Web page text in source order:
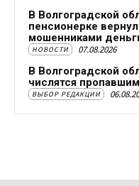
В Волгоградской
пенсионерке
мошенниками
НОВОСТИ 07.08.2026
В Волгоградской
числятся
ВЫБОР РЕДАКЦИИ